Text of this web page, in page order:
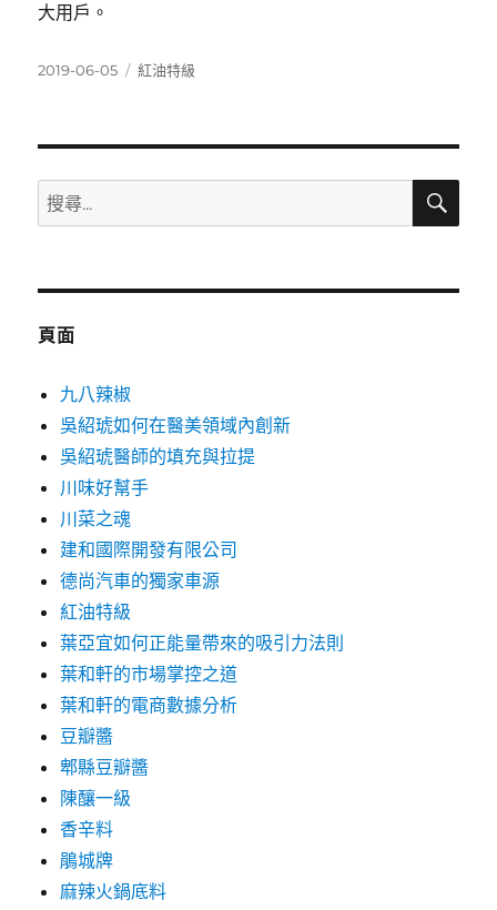
大用戶。
發
2019-06-05
分
紅油特級
搜
尋
鍵
搜
頁面
九八辣椒
吳紹琥如何在醫美領域內創新
吳紹琥醫師的填充與拉提
川味好幫手
川菜之魂
建和國際開發有限公司
德尚汽車的獨家車源
紅油特級
葉亞宜如何正能量帶來的吸引力法則
葉和軒的市場掌控之道
葉和軒的電商數據分析
豆瓣醬
郫縣豆瓣醬
陳釀一級
香辛料
鵑城牌
麻辣火鍋底料